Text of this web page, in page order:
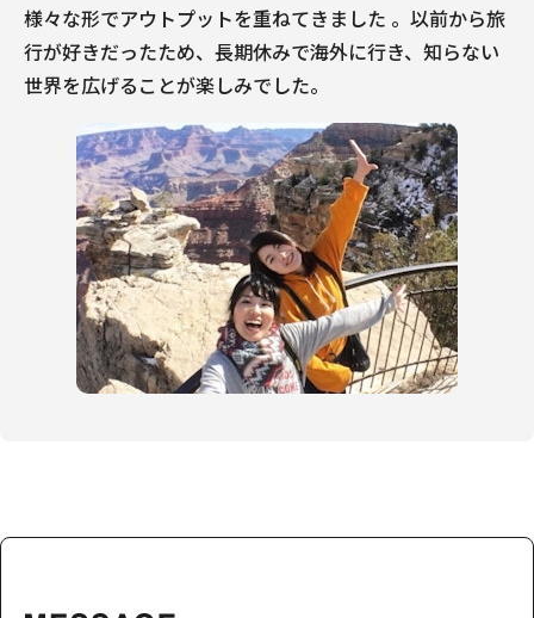
様々な形でアウトプットを重ねてきました 。以前から旅
行が好きだったため、長期休みで海外に行き、知らない
世界を広げることが楽しみでした。